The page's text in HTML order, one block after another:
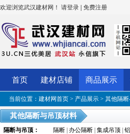
欢迎浏览武汉建材网！ 请登录 | 免费注册
首页 建材店铺 商品展示
当前位置： 建材网首页 > 产品展示 > 其他隔
其他隔断与吊顶材料
隔断与吊顶 ： 隔断 办公隔断 集成吊顶